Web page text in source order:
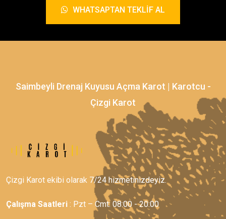
WHATSAPTAN TEKLIF AL
Saimbeyli Drenaj Kuyusu Açma Karot | Karotcu -
Çizgi Karot
Çizgi Karot ekibi olarak 7/24 hizmetinizdeyiz.
Çalışma Saatleri : Pzt – Cmt: 08:00 - 20:00